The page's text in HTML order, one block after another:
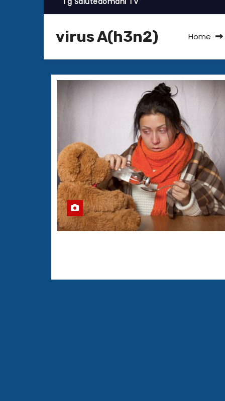
virus A(h3n2) Home